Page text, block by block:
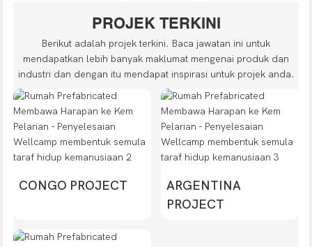
PROJEK TERKINI
Berikut adalah projek terkini. Baca jawatan ini untuk
mendapatkan lebih banyak maklumat mengenai produk dan
industri dan dengan itu mendapat inspirasi untuk projek anda.
CONGO PROJECT
ARGENTINA
PROJECT